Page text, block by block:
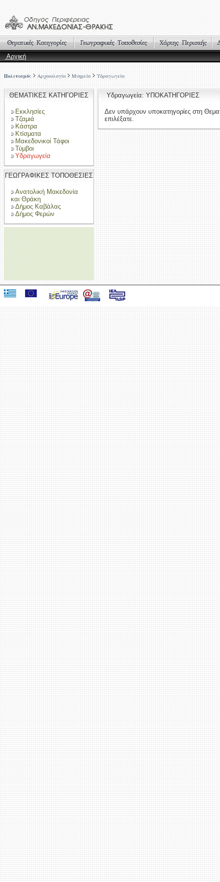
Αρχική
Πολιτισμός Αρχαιολογία Μνημεία Υδραγωγεία
ΘΕΜΑΤΙΚΕΣ ΚΑΤΗΓΟΡΙΕΣ
Εκκλησίες
Τζαμιά
Κάστρα
Κτίσματα
Μακεδονικοί Τάφοι
Τύμβοι
Υδραγωγεία
ΓΕΩΓΡΑΦΙΚΕΣ ΤΟΠΟΘΕΣΙΕΣ
Ανατολική Μακεδονία
και Θράκη
Δήμος Καβάλας
Δήμος Φερών
Υδραγωγεία: ΥΠΟΚΑΤΗΓΟΡΙΕΣ
Δεν υπάρχουν υποκατηγορίες στη
επιλέξατε.